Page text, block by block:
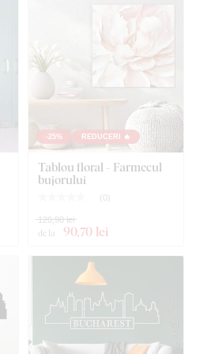
din placă de HDF -
densitate mare
, care se obține
și a rășinii sub presiune.
stabil ca formă și cu
rezistenței, putem tăia și
detalii
-25% REDUCERI 🔥
Tablou floral - Farmecul
bujorului
( 0)
de la 90,70 lei
120,90 lei